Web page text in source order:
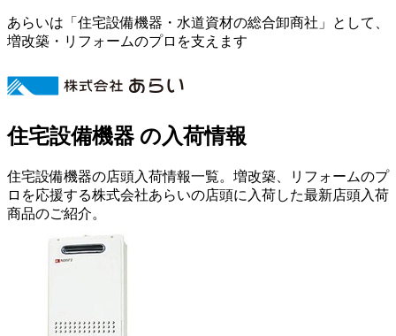
あらいは「住宅設備機器・水道資材の総合卸商社」として、
増改築・リフォームのプロを支えます
住宅設備機器 の入荷情報
住宅設備機器の店頭入荷情報一覧。増改築、リフォームのプ
ロを応援する株式会社あらいの店頭に入荷した最新店頭入荷
商品のご紹介。